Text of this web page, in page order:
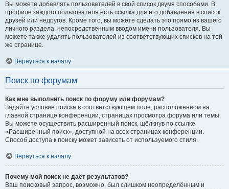
Вы можете добавлять пользователей в свой список двумя способами. В
профиле каждого пользователя есть ссылка для его добавления в список
друзей или недругов. Кроме того, вы можете сделать это прямо из вашего
личного раздела, непосредственным вводом имени пользователя. Вы
можете также удалять пользователей из соответствующих списков на той
же странице.
Вернуться к началу
Поиск по форумам
Как мне выполнить поиск по форуму или форумам?
Задайте условие поиска в соответствующем поле, расположенном на
главной странице конференции, страницах просмотра форума или темы.
Вы можете осуществить расширенный поиск, щёлкнув по ссылке
«Расширенный поиск», доступной на всех страницах конференции.
Способ доступа к поиску может зависеть от используемого стиля.
Вернуться к началу
Почему мой поиск не даёт результатов?
Ваш поисковый запрос, возможно, был слишком неопределённым и